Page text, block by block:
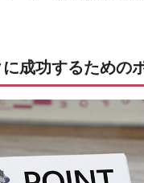
成功するための